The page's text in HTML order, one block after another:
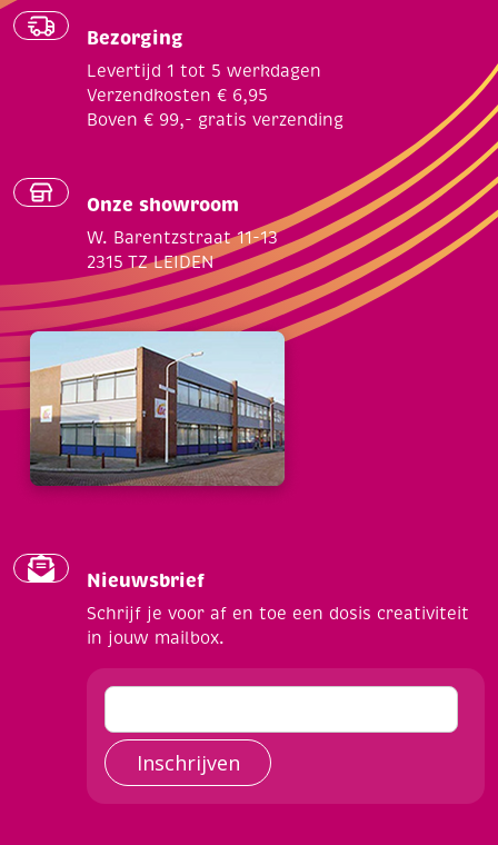
Bezorging
Levertijd 1 tot 5 werkdagen
Verzendkosten € 6,95
Boven € 99,- gratis verzending
Onze showroom
W. Barentzstraat 11-13
2315 TZ LEIDEN
Nieuwsbrief
Schrijf je voor af en toe een dosis creativiteit
in jouw mailbox.
Inschrijven